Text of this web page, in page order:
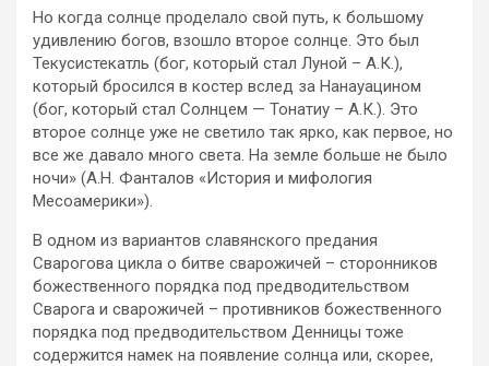
Но когда солнце проделало свой путь, к большому
удивлению богов, взошло второе солнце. Это был
Текусистекатль (бог, который стал Луной – А.К.),
который бросился в костер вслед за Нанауацином
(бог, который стал Солнцем — Тонатиу – А.К.). Это
второе солнце уже не светило так ярко, как первое, но
все же давало много света. На земле больше не было
ночи» (А.Н. Фанталов «История и мифология
Месоамерики»).
В одном из вариантов славянского предания
Сварогова цикла о битве сварожичей – сторонников
божественного порядка под предводительством
Сварога и сварожичей – противников божественного
порядка под предводительством Денницы тоже
содержится намек на появление солнца или, скорее,